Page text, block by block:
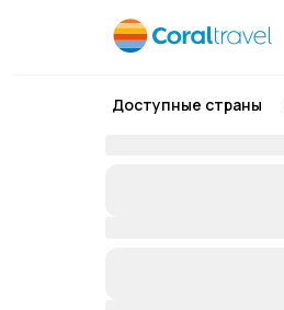
Доступные страны